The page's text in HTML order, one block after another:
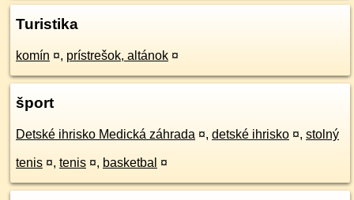
Turistika
komín ¤, prístrešok, altánok ¤
šport
Detské ihrisko Medická záhrada ¤, detské ihrisko ¤, stolný
tenis ¤, tenis ¤, basketbal ¤